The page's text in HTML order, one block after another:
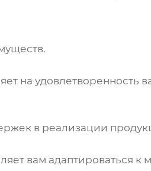
на удовлетворенность
в реализации
вам адаптироваться